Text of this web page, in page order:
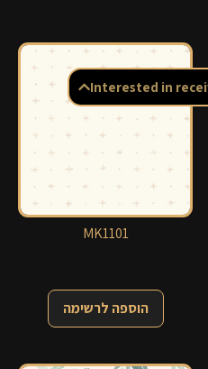
MK1101
הוספה לרשימה
Interested in